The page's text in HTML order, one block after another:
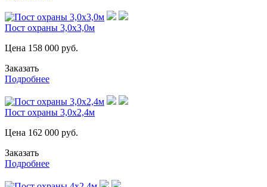
Пост охраны 3,0х3,0м
Цена 158 000 руб.
Заказать
Подробнее
Пост охраны 3,0х2,4м
Цена 162 000 руб.
Заказать
Подробнее